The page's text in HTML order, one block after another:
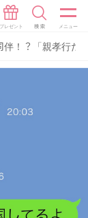
伴！？「親孝行